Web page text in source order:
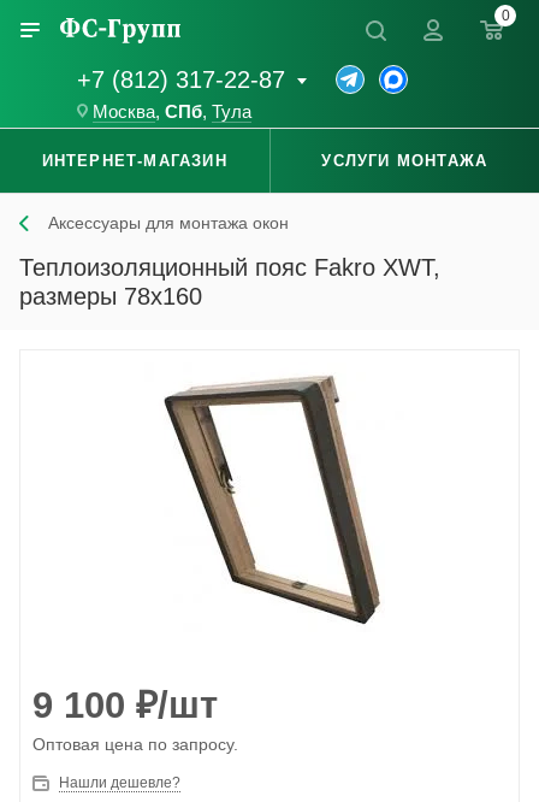
+7 (812) 317-22-87
Москва, СПб, Тула
0
ИНТЕРНЕТ-МАГАЗИН УСЛУГИ МОНТАЖА
Аксессуары для монтажа окон
Теплоизоляционный пояс Fakro XWT,
размеры 78x160
9 100 ₽/шт
Оптовая цена по запросу.
Нашли дешевле?